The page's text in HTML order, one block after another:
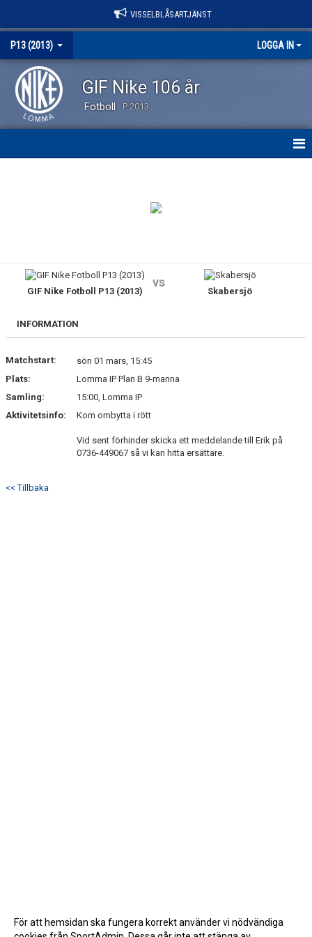
VISSELBLÅSARTJÄNST
P13 (2013) LOGGA IN
GIF Nike 106 år
Fotboll P 2013
KONTAKT
TRUPPEN
GIF Nike Fotboll P13 (2013)
vs
Skabersjö
INFORMATION
Matchstart:
sön 01 mars, 15:45
Plats:
Lomma IP Plan B 9-manna
Samling:
15:00, Lomma IP
Aktivitetsinfo:
Kom ombytta i rött
Vid sent förhinder skicka ett meddelande till Erik på
0736-449067 så vi kan hitta ersättare.
<< Tillbaka
För att hemsidan ska fungera korrekt använder vi nödvändiga